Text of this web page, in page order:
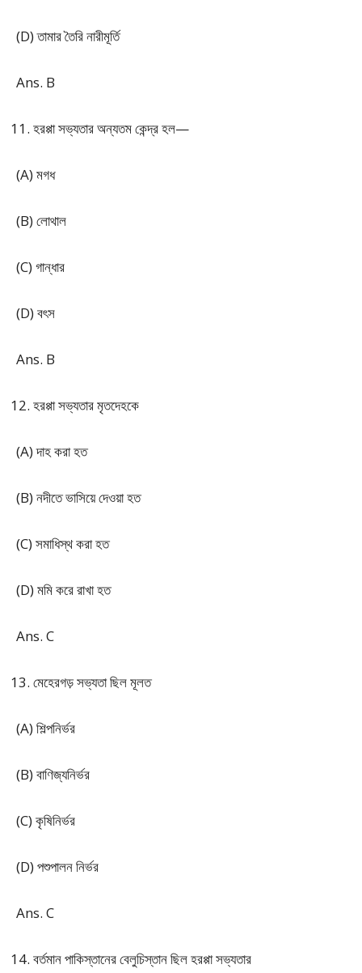
(D) তামার তৈরি নারীমূর্তি
Ans. B
হরপ্পা সভ্যতার অন্যতম কেন্দ্র হল—
(A) মগধ
(B) লোথাল
(C) গান্ধার
(D) বৎস
Ans. B
হরপ্পা সভ্যতার মৃতদেহকে
(A) দাহ করা হত
(B) নদীতে ভাসিয়ে দেওয়া হত
(C) সমাধিস্থ করা হত
(D) মমি করে রাখা হত
Ans. C
মেহেরগড় সভ্যতা ছিল মূলত
(A) শিল্পনির্ভর
(B) বাণিজ্যনির্ভর
(C) কৃষিনির্ভর
(D) পশুপালন নির্ভর
Ans. C
বর্তমান পাকিস্তানের বেলুচিস্তান ছিল হরপ্পা সভ্যতার